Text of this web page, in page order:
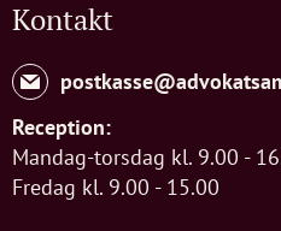
Kontakt
Reception:
Mandag-torsdag kl. 9.00 -
Fredag kl. 9.00 - 15.00